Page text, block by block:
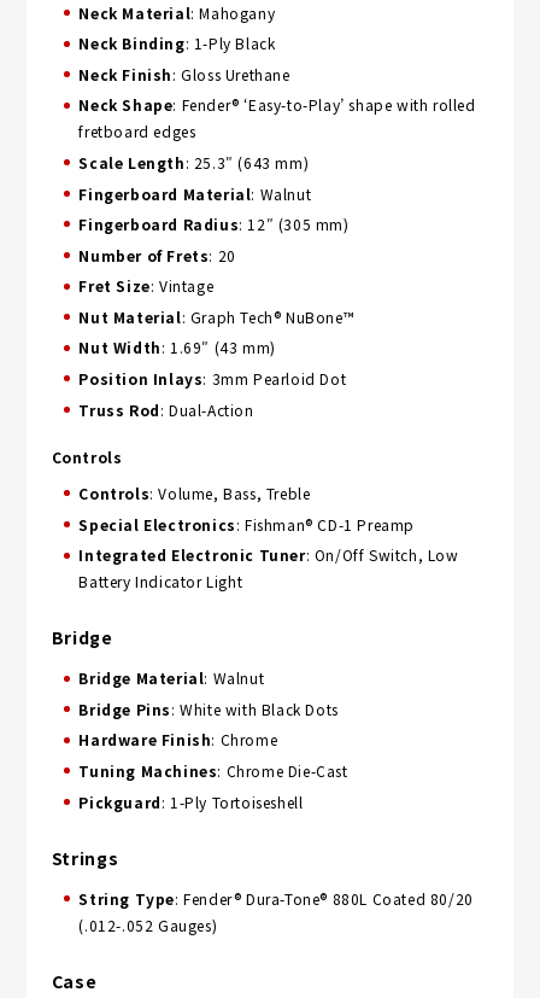
Neck Material: Mahogany
Neck Binding: 1-Ply Black
Neck Finish: Gloss Urethane
Neck Shape: Fender® ‘Easy-to-Play’ shape with rolled
fretboard edges
Scale Length: 25.3″ (643 mm)
Fingerboard Material: Walnut
Fingerboard Radius: 12″ (305 mm)
Number of Frets: 20
Fret Size: Vintage
Nut Material: Graph Tech® NuBone™
Nut Width: 1.69″ (43 mm)
Position Inlays: 3mm Pearloid Dot
Truss Rod: Dual-Action
Controls
Controls: Volume, Bass, Treble
Special Electronics: Fishman® CD-1 Preamp
Integrated Electronic Tuner: On/Off Switch, Low
Battery Indicator Light
Bridge
Bridge Material: Walnut
Bridge Pins: White with Black Dots
Hardware Finish: Chrome
Tuning Machines: Chrome Die-Cast
Pickguard: 1-Ply Tortoiseshell
Strings
String Type: Fender® Dura-Tone® 880L Coated 80/20
(.012-.052 Gauges)
Case